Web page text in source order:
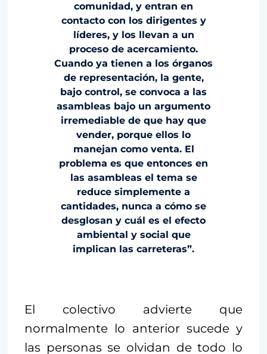
comunidad, y entran en
contacto con los dirigentes y
líderes, y los llevan a un
proceso de acercamiento.
Cuando ya tienen a los órganos
de representación, la gente,
bajo control, se convoca a las
asambleas bajo un argumento
irremediable de que hay que
vender, porque ellos lo
manejan como venta. El
problema es que entonces en
las asambleas el tema se
reduce simplemente a
cantidades, nunca a cómo se
desglosan y cuál es el efecto
ambiental y social que
implican las carreteras”.
El colectivo advierte que
normalmente lo anterior sucede y
las personas se olvidan de todo lo